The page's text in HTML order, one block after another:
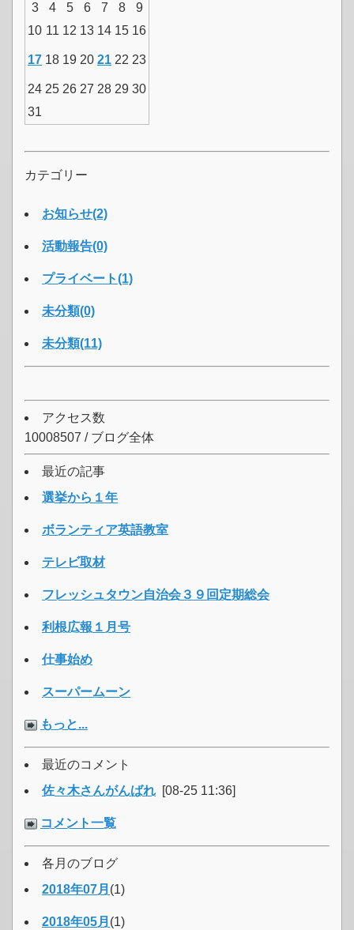
3
4 5 6 7 8
9
10 11 12 13 14 15 16
17 18 19 20 21 22 23
24 25 26 27 28 29 30
31
カテゴリー
お知らせ(2)
活動報告(0)
プライベート(1)
未分類(0)
未分類(11)
アクセス数
10008507 / ブログ全体
最近の記事
選挙から１年
ボランティア英語教室
テレビ取材
フレッシュタウン自治会３９回定期総会
利根広報１月号
仕事始め
スーパームーン
もっと...
最近のコメント
佐々木さんがんばれ [08-25 11:36]
コメント一覧
各月のブログ
2018年07月 (1)
2018年05月 (1)